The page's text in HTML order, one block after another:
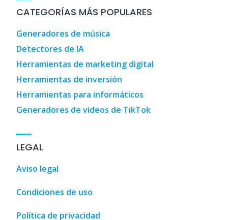
CATEGORÍAS MÁS POPULARES
Generadores de música
Detectores de IA
Herramientas de marketing digital
Herramientas de inversión
Herramientas para informáticos
Generadores de videos de TikTok
LEGAL
Aviso legal
Condiciones de uso
Política de privacidad